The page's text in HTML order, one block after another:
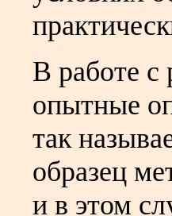
В работе с
опытные
так
образец
и в этом